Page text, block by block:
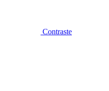
Contraste